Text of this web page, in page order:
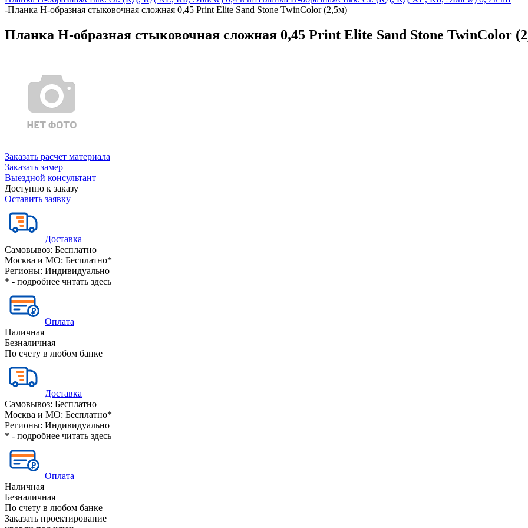
-Планка Н-образная стыковочная сложная 0,45 Print Elite Sand Stone TwinColor (2,5м)
Планка Н-образная стыковочная сложная 0,45 Print Elite Sand Stone TwinColor
Заказать расчет материала
Заказать замер
Выездной консультант
Доступно к заказу
Оставить заявку
Доставка
Самовывоз: Бесплатно
Москва и МО: Бесплатно*
Регионы: Индивидуально
* - подробнее читать здесь
Оплата
Наличная
Безналичная
По счету в любом банке
Доставка
Самовывоз: Бесплатно
Москва и МО: Бесплатно*
Регионы: Индивидуально
* - подробнее читать здесь
Оплата
Наличная
Безналичная
По счету в любом банке
Заказать проектирование